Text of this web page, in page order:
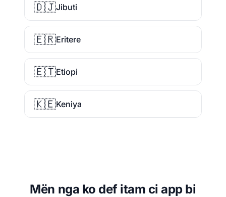
🇩🇯Jibuti
🇪🇷Eritere
🇪🇹Etiopi
🇰🇪Keniya
Mën nga ko def itam ci app bi